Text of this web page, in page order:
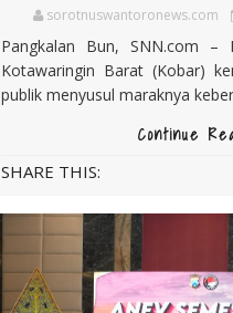
sorotnuswantoronews.com
Pangkalan Bun, SNN.com –
Kotawaringin Barat (Kobar)
publik menyusul maraknya
Continue
SHARE THIS: